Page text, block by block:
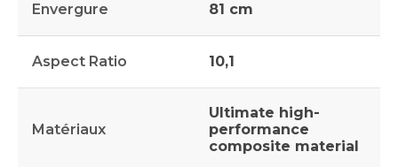
Envergure 81 cm
Aspect Ratio 10,1
Matériaux
Ultimate high-
performance
composite material